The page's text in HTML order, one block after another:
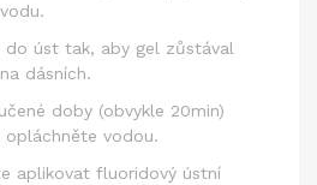
do úst tak, aby gel zůstával
dásních.
doby (obvykle 20min)
vodou.
aplikovat fluoridový ústní